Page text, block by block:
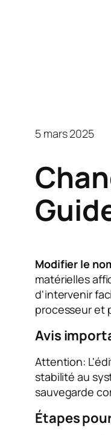
5 mars 2025
Modifier le
matérielles
d'intervenir
processeur et
Avis
Attention:
stabilité au
sauvegarde
Étapes